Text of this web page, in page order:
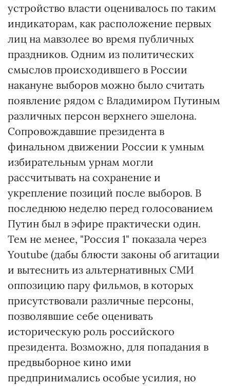
устройство власти оценивалось по таким
индикаторам, как расположение первых
лиц на мавзолее во время публичных
праздников. Одним из политических
смыслов происходившего в России
накануне выборов можно было считать
появление рядом с Владимиром Путиным
различных персон верхнего эшелона.
Сопровождавшие президента в
финальном движении России к умным
избирательным урнам могли
рассчитывать на сохранение и
укрепление позиций после выборов. В
последнюю неделю перед голосованием
Путин был в эфире практически один.
Тем не менее, "Россия 1" показала через
Youtube (дабы блюсти законы об агитации
и вытеснить из альтернативных СМИ
оппозицию пару фильмов, в которых
присутствовали различные персоны,
позволявшие себе оценивать
историческую роль российского
президента. Возможно, для попадания в
предвыборное кино ими
предпринимались особые усилия, но